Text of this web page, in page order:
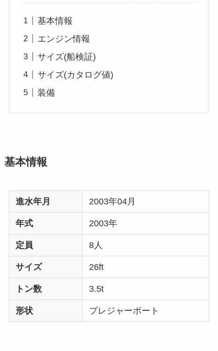
基本情報
エンジン情報
サイズ(船検証)
サイズ(カタログ値)
装備
基本情報
進水年月 2003年04月
年式 2003年
定員 8人
サイズ 26ft
トン数 3.5t
形状 プレジャーボート